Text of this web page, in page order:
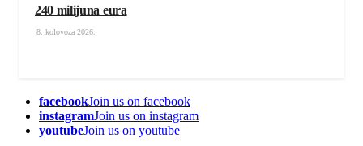
240 milijuna eura
8. kolovoza 2026.
facebookJoin us on facebook
instagramJoin us on instagram
youtubeJoin us on youtube